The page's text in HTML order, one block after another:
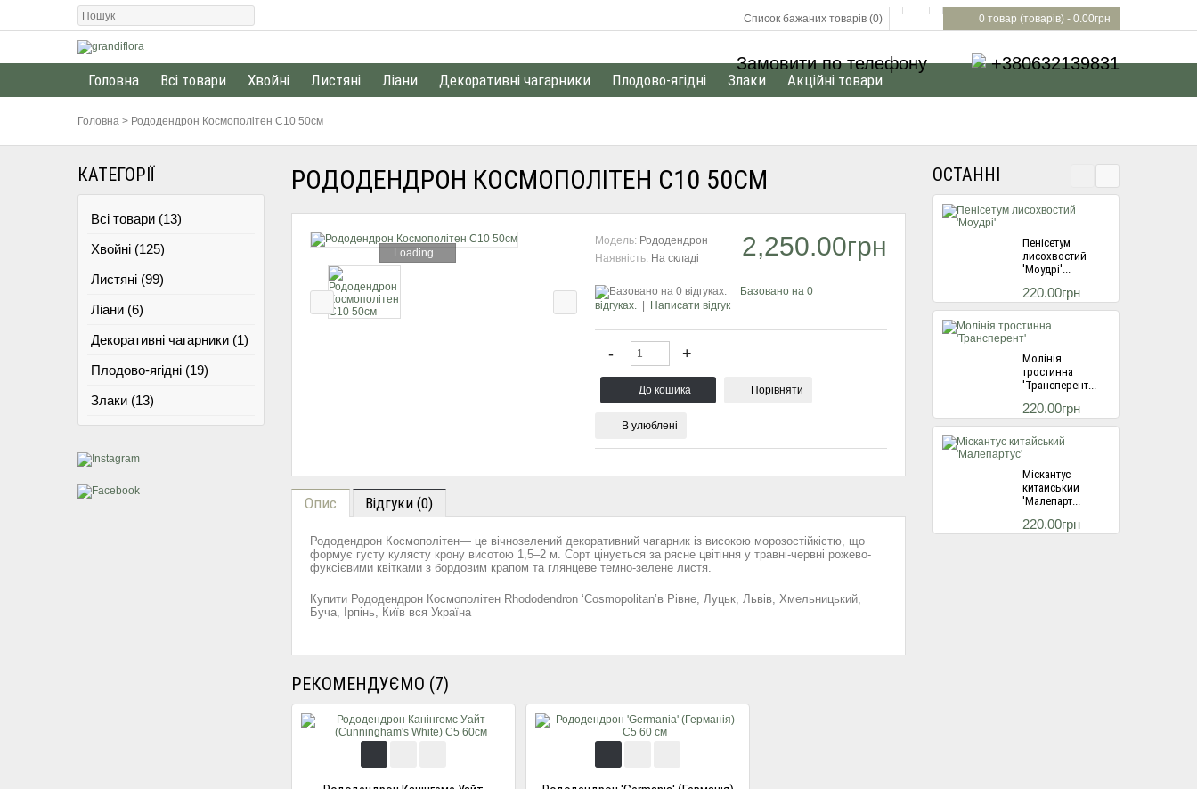
0 товар (товарів) - 0.00грн
Список бажаних товарів (0)
+380632139831
Замовити по телефону
Головна Всі товари Хвойні Листяні Ліани Декоративні чагарники Плодово-ягідні Злаки Акційні товари
Головна > Рододендрон Космополітен С10 50см
КАТЕГОРІЇ
Всі товари (13)
Хвойні (125)
Листяні (99)
Ліани (6)
Декоративні чагарники (1)
Плодово-ягідні (19)
Злаки (13)
ОСТАННІ
Пенісетум
лисохвостий
'Моудрі'...
220.00грн
Молінія
тростинна
'Трансперент...
220.00грн
Міскантус
китайський
'Малепарт...
220.00грн
РОДОДЕНДРОН КОСМОПОЛІТЕН С10 50СМ
Loading... 2,250.00грн
Модель: Рододендрон
Наявність: На складі
Базовано на 0
відгуках.
Написати відгук
Порівняти
В улюблені
Опис Відгуки (0)
Рододендрон Космополітен— це вічнозелений декоративний чагарник із високою морозостійкістю, що
формує густу кулясту крону висотою 1,5–2 м. Сорт цінується за рясне цвітіння у травні-червні рожево-
фуксієвими квітками з бордовим крапом та глянцеве темно-зелене листя.
Купити Рододендрон Космополітен Rhododendron ‘Cosmopolitan’в Рівне, Луцьк, Львів, Хмельницький,
Буча, Ірпінь, Київ вся Україна
РЕКОМЕНДУЄМО (7)